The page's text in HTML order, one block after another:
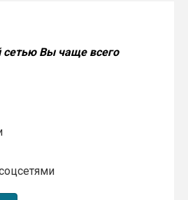
сетью Вы чаще всего